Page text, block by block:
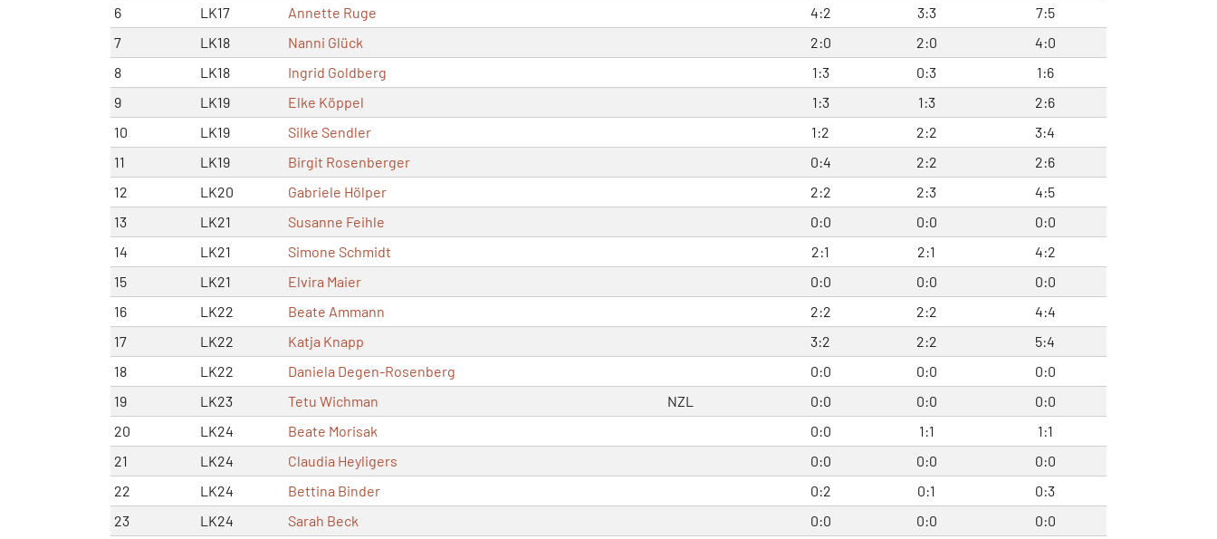
6
LK17 Annette Ruge 4:2 3:3
7:5
7
LK18 Nanni Glück 2:0 2:0
4:0
8
LK18 Ingrid Goldberg 1:3 0:3
1:6
9
LK19 Elke Köppel 1:3 1:3
2:6
10
LK19 Silke Sendler 1:2 2:2
3:4
11
LK19 Birgit Rosenberger 0:4 2:2
2:6
12
LK20 Gabriele Hölper 2:2 2:3
4:5
13
LK21 Susanne Feihle 0:0 0:0
0:0
14
LK21 Simone Schmidt 2:1 2:1
4:2
15
LK21 Elvira Maier 0:0 0:0
0:0
16
LK22 Beate Ammann 2:2 2:2
4:4
17
LK22 Katja Knapp 3:2 2:2
5:4
18
LK22 Daniela Degen-Rosenberg 0:0 0:0
0:0
19
LK23 Tetu Wichman NZL 0:0 0:0
0:0
20
LK24 Beate Morisak 0:0 1:1
1:1
21
LK24 Claudia Heyligers 0:0 0:0
0:0
22
LK24 Bettina Binder 0:2 0:1
0:3
23
LK24 Sarah Beck 0:0 0:0 0:0